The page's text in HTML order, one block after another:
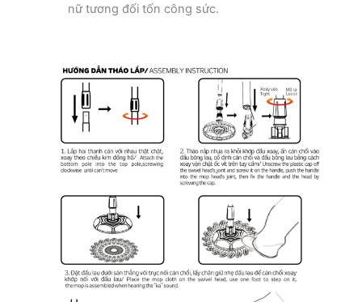
nữ tương đối tốn công sức.